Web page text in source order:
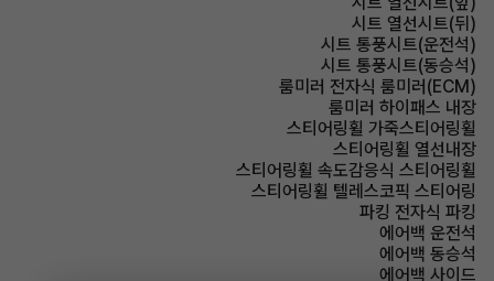
시트 열선시트(뒤)
시트 통풍시트(운전석)
시트 통풍시트(동승석)
룸미러 전자식 룸미러(ECM)
룸미러 하이패스 내장
스티어링휠 가죽스티어링휠
스티어링휠 열선내장
스티어링휠 속도감응식 스티어링휠
스티어링휠 텔레스코픽 스티어링
파킹 전자식 파킹
에어백 운전석
에어백 동승석
에어백 사이드